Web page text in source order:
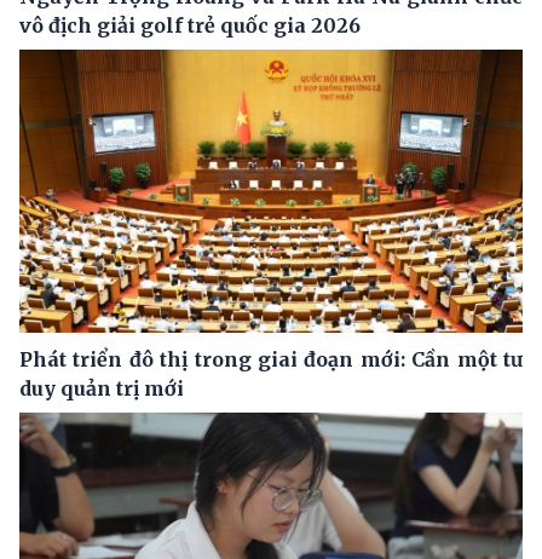
vô địch giải golf trẻ quốc gia 2026
Phát triển đô thị trong giai đoạn mới: Cần một tư
duy quản trị mới